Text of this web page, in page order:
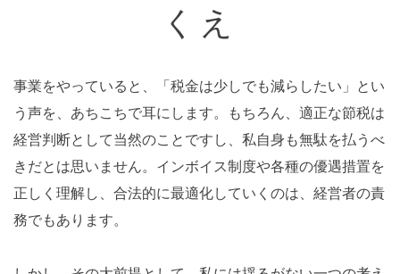
くえ
事業をやっていると、「税金は少しでも減らしたい」とい
う声を、あちこちで耳にします。もちろん、適正な節税は
経営判断として当然のことですし、私自身も無駄を払うべ
きだとは思いません。インボイス制度や各種の優遇措置を
正しく理解し、合法的に最適化していくのは、経営者の責
務でもあります。